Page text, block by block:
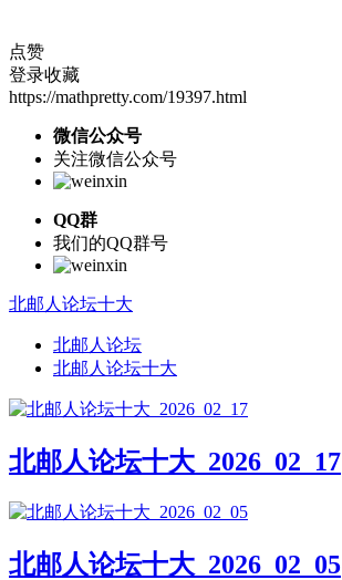
点赞
登录收藏
https://mathpretty.com/19397.html
微信公众号
关注微信公众号
QQ群
我们的QQ群号
北邮人论坛十大
北邮人论坛
北邮人论坛十大
北邮人论坛十大_2026_02_17
北邮人论坛十大_2026_02_05